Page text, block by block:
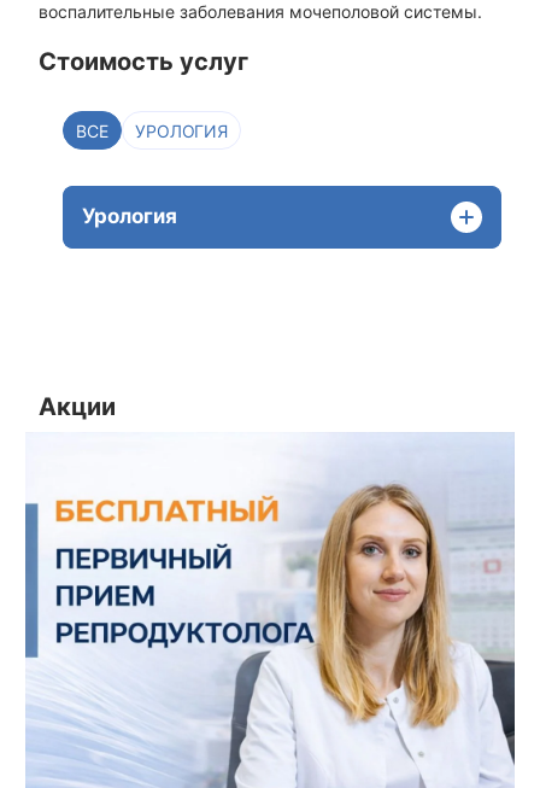
воспалительные заболевания мочеполовой системы.
Стоимость услуг
ВСЕ УРОЛОГИЯ
Урология
Акции